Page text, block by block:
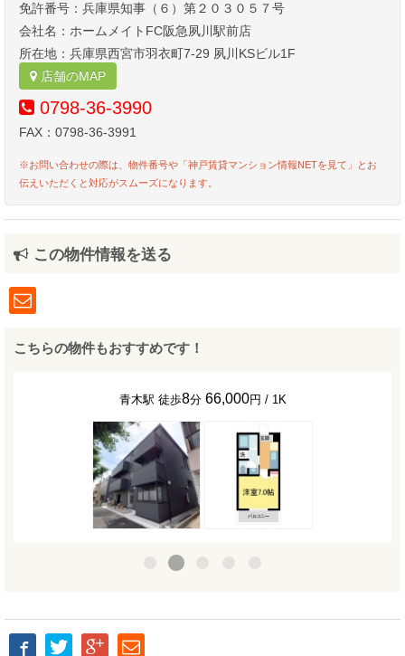
免許番号：兵庫県知事（６）第２０３０５７号
会社名：ホームメイトFC阪急夙川駅前店
所在地：兵庫県西宮市羽衣町7-29 夙川KSビル1F
店舗のMAP
0798-36-3990
FAX：0798-36-3991
※お問い合わせの際は、物件番号や「神戸賃貸マンション情報NETを見て」とお
伝えいただくと対応がスムーズになります。
この物件情報を送る
こちらの物件もおすすめです！
青木駅 徒歩8分 66,000円 / 1K